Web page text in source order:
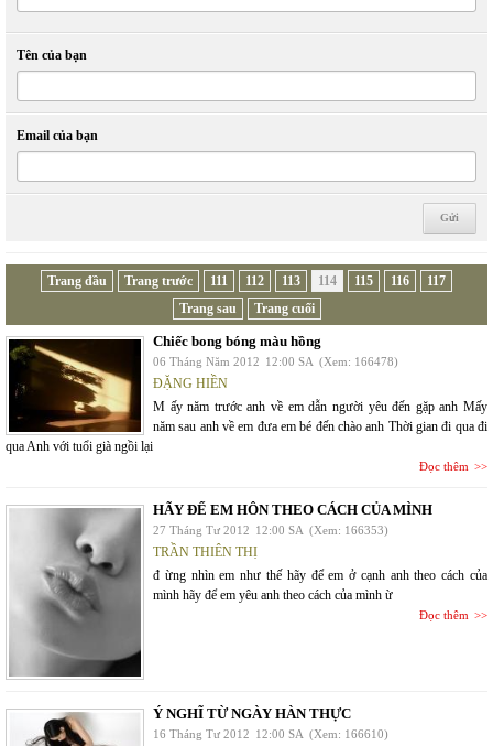
Tên của bạn
Email của bạn
Trang đầu Trang trước 111 112 113 114 115 116
117
Trang sau
Trang cuối
Chiếc bong bóng màu hồng
06 Tháng Năm 2012 12:00 SA (Xem: 166478)
ĐẶNG HIỀN
M ấy năm trước anh về em dẫn người yêu đến gặp anh Mấy
năm sau anh về em đưa em bé đến chào anh Thời gian đi qua đi
qua Anh với tuổi già ngồi lại
Đọc thêm
HÃY ĐỂ EM HÔN THEO CÁCH CỦA MÌNH
27 Tháng Tư 2012 12:00 SA (Xem: 166353)
TRẦN THIÊN THỊ
đ ừng nhìn em như thế hãy để em ở cạnh anh theo cách của
mình hãy để em yêu anh theo cách của mình ừ
Đọc thêm
Ý NGHĨ TỪ NGÀY HÀN THỰC
16 Tháng Tư 2012 12:00 SA (Xem: 166610)